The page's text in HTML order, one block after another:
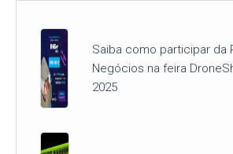
Saiba como participar da
Negócios na feira
2025